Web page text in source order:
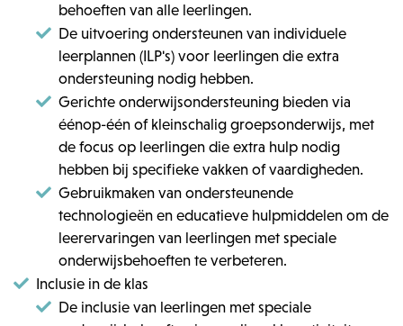
behoeften van alle leerlingen.
De uitvoering ondersteunen van individuele
leerplannen (ILP's) voor leerlingen die extra
ondersteuning nodig hebben.
Gerichte onderwijsondersteuning bieden via
éénop-één of kleinschalig groepsonderwijs, met
de focus op leerlingen die extra hulp nodig
hebben bij specifieke vakken of vaardigheden.
Gebruikmaken van ondersteunende
technologieën en educatieve hulpmiddelen om de
leerervaringen van leerlingen met speciale
onderwijsbehoeften te verbeteren.
Inclusie in de klas
De inclusie van leerlingen met speciale